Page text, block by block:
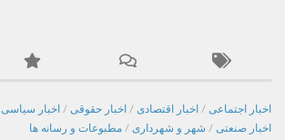
اخبار اجتماعی / اخبار اقتصادی / اخبار حقوقی / اخبار سیاسی
اخبار صنعتی / شهر و شهرداری / مطبوعات و رسانه ها